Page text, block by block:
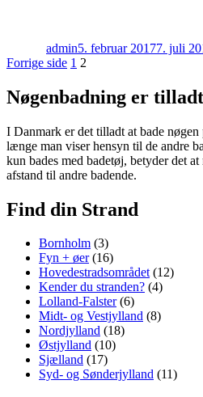
admin5. februar 20177. juli
Indlægsinddeling
Forrige side Side
1 Side
2
Nøgenbadning er tilladt
I Danmark er det tilladt at bade nøgen
længe man viser hensyn til de andre
kun bades med badetøj, betyder det at
afstand til andre badende.
Find din Strand
Bornholm (3)
Fyn + øer(16)
Hovedestradsområdet(12)
Kender du stranden? (4)
Lolland-Falster(6)
Midt- og Vestjylland (8)
Nordjylland (18)
Østjylland (10)
Sjælland (17)
Syd- og Sønderjylland (11)